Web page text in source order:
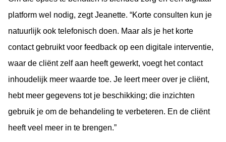
platform wel nodig, zegt Jeanette. “Korte consulten kun je
natuurlijk ook telefonisch doen. Maar als je het korte
contact gebruikt voor feedback op een digitale interventie,
waar de cliënt zelf aan heeft gewerkt, voegt het contact
inhoudelijk meer waarde toe. Je leert meer over je cliënt,
hebt meer gegevens tot je beschikking; die inzichten
gebruik je om de behandeling te verbeteren. En de cliënt
heeft veel meer in te brengen.”